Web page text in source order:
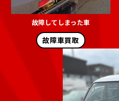
故障してしまった車
故障車買取